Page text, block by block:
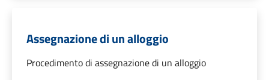
Assegnazione di un alloggio
Procedimento di assegnazione di un alloggio